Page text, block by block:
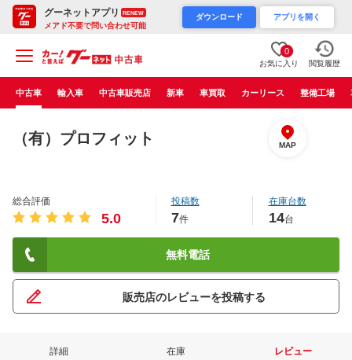
グーネットアプリ RENEW
メアド不要で問い合わせ可能
ダウンロード アプリを開く
0
お気に入り 閲覧履歴
中古車 輸入車 中古車販売店 新車 車買取 カーリース 整備工場
（有）プロフィット MAP
総合評価
5.0
投稿数
7件
在庫台数
14台
無料電話
販売店のレビューを投稿する
詳細 在庫 レビュー